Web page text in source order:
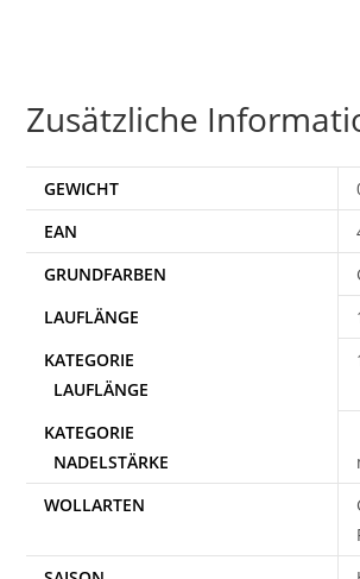
Zusätzliche
GEWICHT
EAN
WOLLARTEN